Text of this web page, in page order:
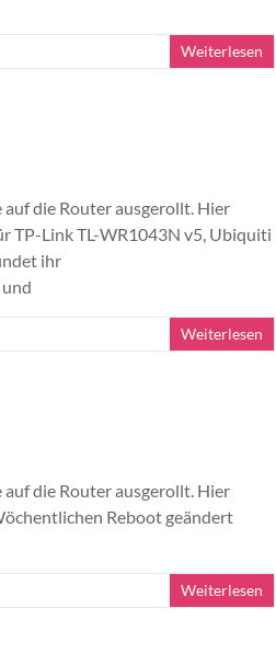
Weiterlesen
auf die Router ausgerollt. Hier
TP-Link TL-WR1043N v5, Ubiquiti
ihr
Weiterlesen
auf die Router ausgerollt. Hier
Reboot geändert
Weiterlesen